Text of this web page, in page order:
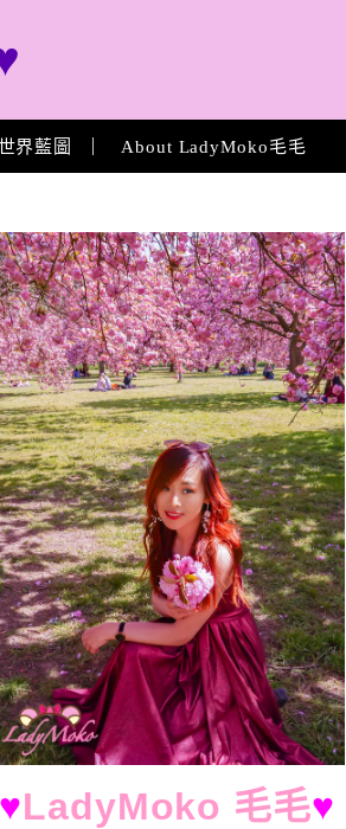
界藍圖 About LadyMoko毛毛
♥LadyMoko 毛毛♥